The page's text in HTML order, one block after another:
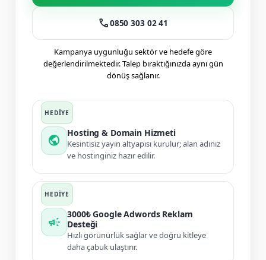
call0850 303 02 41
Kampanya uygunluğu sektör ve hedefe göre
değerlendirilmektedir. Talep bıraktığınızda aynı gün
dönüş sağlanır.
public
Hosting & Domain Hizmeti
Kesintisiz yayın altyapısı kurulur; alan adınız
ve hostinginiz hazır edilir.
campaign
3000₺ Google Adwords Reklam
Desteği
Hızlı görünürlük sağlar ve doğru kitleye
daha çabuk ulaştırır.